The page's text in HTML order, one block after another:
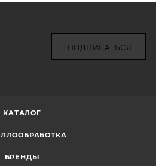
ПОДПИСАТЬСЯ
КАТАЛОГ
БРЕНДЫ